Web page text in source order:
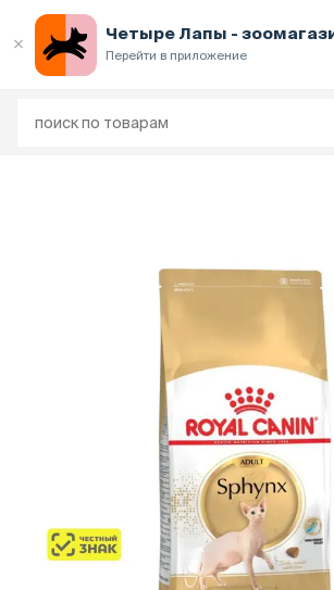
Четыре Лапы -
Перейти в приложение